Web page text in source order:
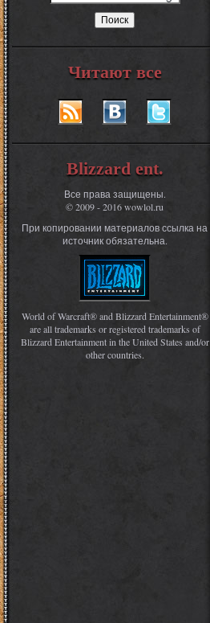
Читают все
Blizzard ent.
Все права защищены.
© 2009 - 2016 wowlol.ru
При копировании материалов ссылка на
источник обязательна.
World of Warcraft® and Blizzard Entertainment®
are all trademarks or registered trademarks of
Blizzard Entertainment in the United States and/or
other countries.